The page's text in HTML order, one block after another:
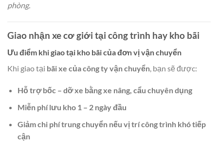
phòng.
Giao nhận xe cơ giới tại công trình hay kho bãi
Ưu điểm khi giao tại kho bãi của đơn vị vận chuyển
Khi giao tại bãi xe của công ty vận chuyển , bạn sẽ được:
Hỗ trợ bốc – dỡ xe bằng xe nâng, cẩu chuyên dụng
Miễn phí lưu kho 1 – 2 ngày đầu
Giảm chi phí trung chuyển nếu vị trí công trình khó tiếp
cận